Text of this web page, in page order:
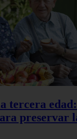
tercera
preservar